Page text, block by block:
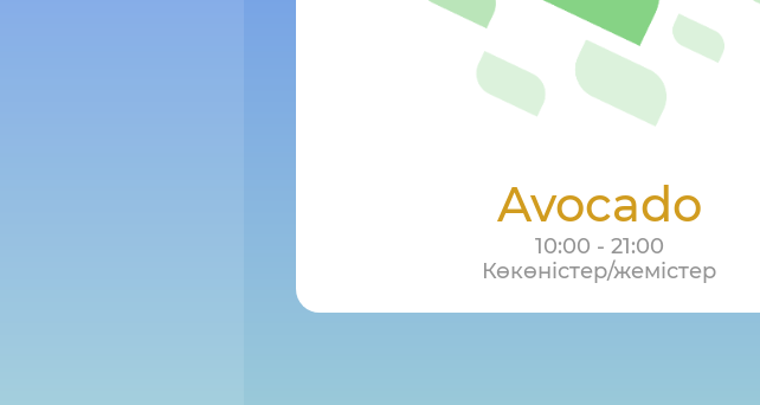
Avocado
10:00 - 21:00
Көкөністер/жемістер